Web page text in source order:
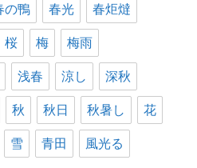
の鴨 春光 春炬燵
桜 梅 梅雨
浅春 涼し 深秋
秋 秋日 秋暑し 花
雪 青田 風光る